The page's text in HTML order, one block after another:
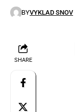
BYVYKLAD SNOV
SHARE